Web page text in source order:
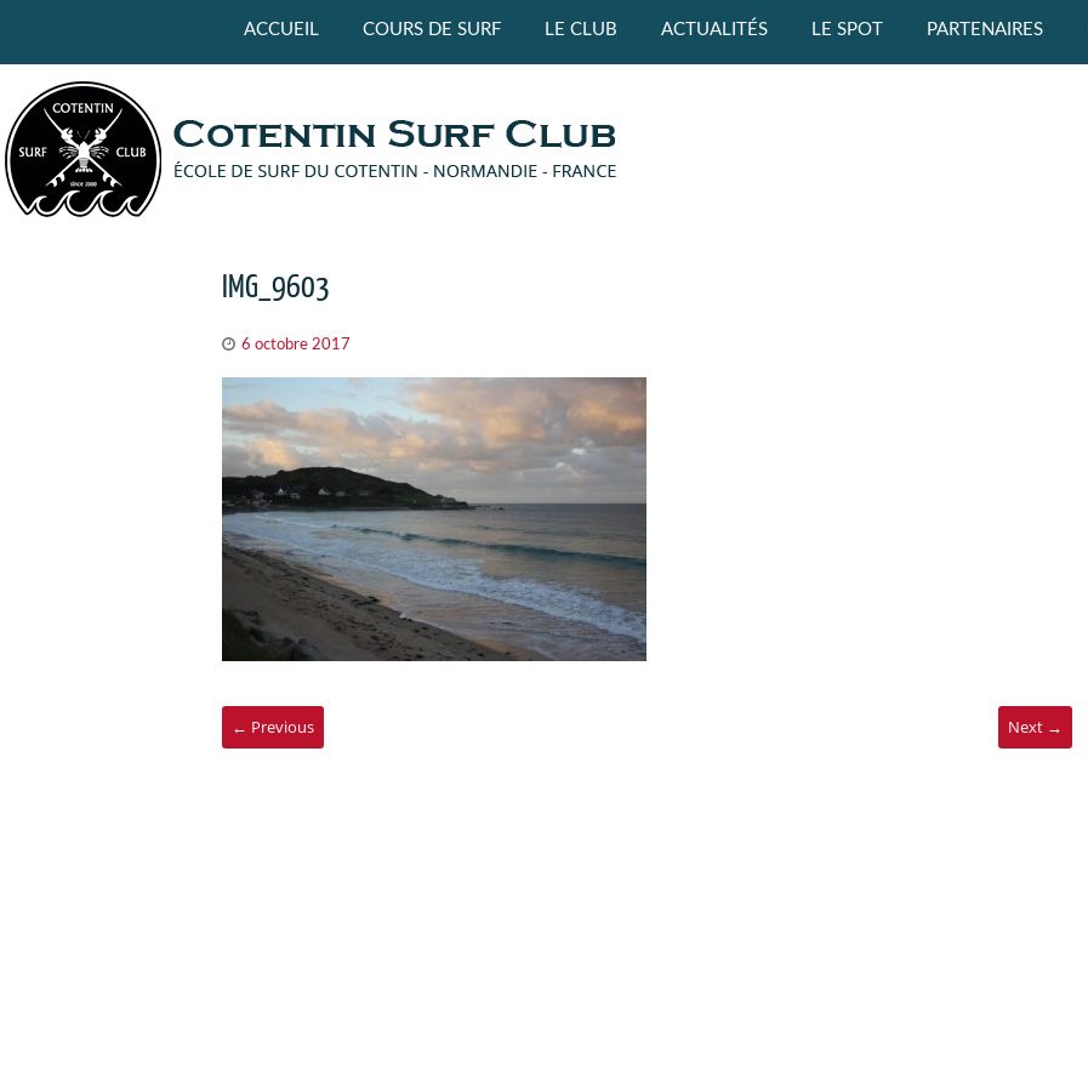
ACCUEIL COURS DE SURF LE CLUB ACTUALITÉS LE SPOT PARTENAIRES
IMG_9603
6 octobre 2017
← Previous Next →